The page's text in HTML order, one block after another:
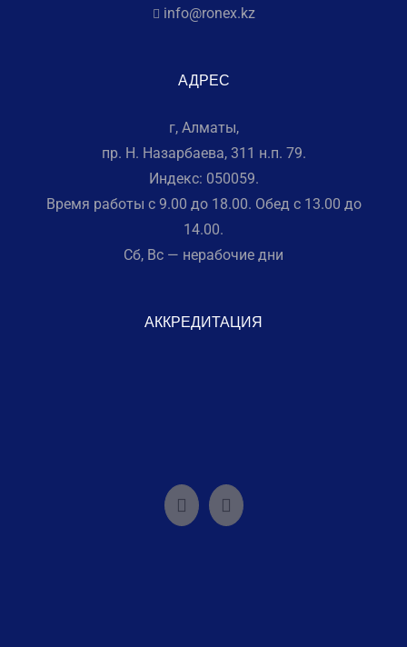
info@ronex.kz
АДРЕС
г, Алматы,
пр. Н. Назарбаева, 311 н.п. 79.
Индекс: 050059.
Время работы с 9.00 до 18.00. Обед с 13.00 до
14.00.
Сб, Вс — нерабочие дни
АККРЕДИТАЦИЯ